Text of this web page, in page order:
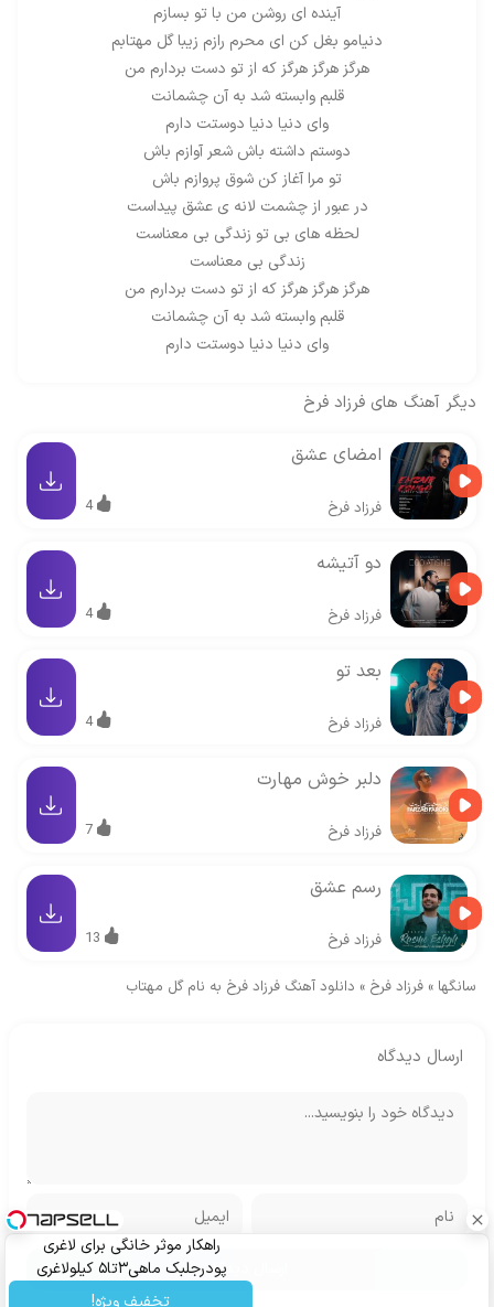
آینده ای روشن من با تو بسازم
دنیامو بغل کن ای محرم رازم زیبا گل مهتابم
هرگز هرگز هرگز که از تو دست بردارم من
قلبم وابسته شد به آن چشمانت
وای دنیا دنیا دوستت دارم
دوستم داشته باش شعر آوازم باش
تو مرا آغاز کن شوق پروازم باش
در عبور از چشمت لانه ی عشق پیداست
لحظه های بی تو زندگی بی معناست
زندگی بی معناست
هرگز هرگز هرگز که از تو دست بردارم من
قلبم وابسته شد به آن چشمانت
وای دنیا دنیا دوستت دارم
دیگر آهنگ های فرزاد فرخ
امضای عشق
فرزاد فرخ 4
دو آتیشه
فرزاد فرخ 4
بعد تو
فرزاد فرخ 4
دلبر خوش مهارت
فرزاد فرخ 7
رسم عشق
فرزاد فرخ 13
سانگها » فرزاد فرخ » دانلود آهنگ فرزاد فرخ به نام گل مهتاب
ارسال دیدگاه
راهکار موثر خانگی برای لاغری
پودرجلبک ماهی۳تا۵ کیلولاغری
تخفیف ویژه!